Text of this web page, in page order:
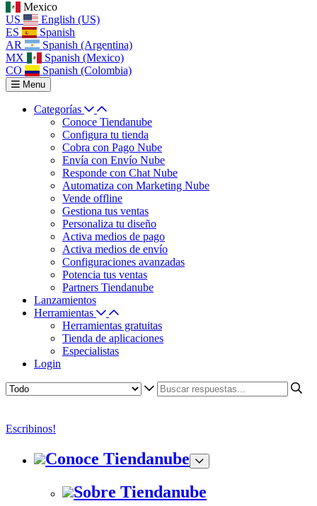
Mexico
US
English (US)
ES
Spanish
AR
Spanish (Argentina)
MX
Spanish (Mexico)
CO
Spanish (Colombia)
Menu
Categorías
Conoce Tiendanube
Configura tu tienda
Cobra con Pago Nube
Envía con Envío Nube
Responde con Chat Nube
Automatiza con Marketing Nube
Vende offline
Gestiona tus ventas
Personaliza tu diseño
Activa medios de pago
Activa medios de envío
Configuraciones avanzadas
Potencia tus ventas
Partners Tiendanube
Lanzamientos
Herramientas
Herramientas gratuitas
Tienda de aplicaciones
Especialistas
Login
Escribinos!
Conoce Tiendanube
Sobre Tiendanube